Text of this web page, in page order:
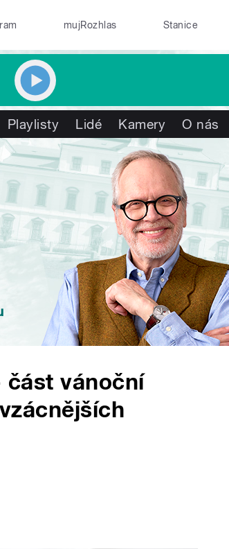
mujRozhlas Stanice
Playlisty Lidé Kamery O nás
část vánoční